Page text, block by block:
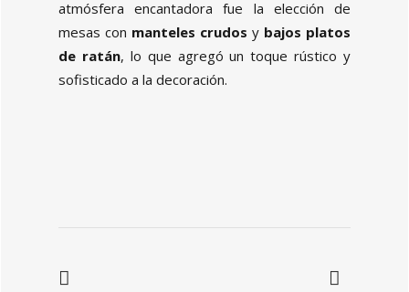
atmósfera encantadora fue la elección de
mesas con manteles crudos y bajos platos
de ratán, lo que agregó un toque rústico y
sofisticado a la decoración.